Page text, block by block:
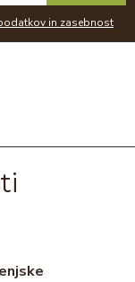
in zasebnost